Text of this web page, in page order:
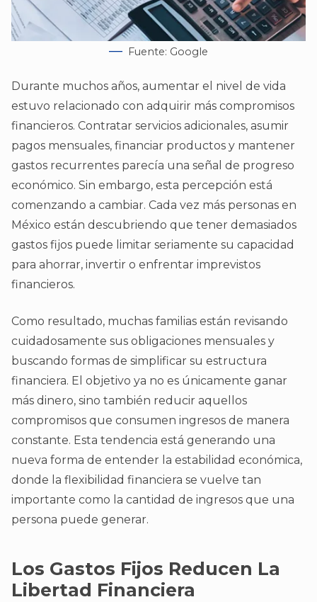
Fuente: Google
Durante muchos años, aumentar el nivel de vida
estuvo relacionado con adquirir más compromisos
financieros. Contratar servicios adicionales, asumir
pagos mensuales, financiar productos y mantener
gastos recurrentes parecía una señal de progreso
económico. Sin embargo, esta percepción está
comenzando a cambiar. Cada vez más personas en
México están descubriendo que tener demasiados
gastos fijos puede limitar seriamente su capacidad
para ahorrar, invertir o enfrentar imprevistos
financieros.
Como resultado, muchas familias están revisando
cuidadosamente sus obligaciones mensuales y
buscando formas de simplificar su estructura
financiera. El objetivo ya no es únicamente ganar
más dinero, sino también reducir aquellos
compromisos que consumen ingresos de manera
constante. Esta tendencia está generando una
nueva forma de entender la estabilidad económica,
donde la flexibilidad financiera se vuelve tan
importante como la cantidad de ingresos que una
persona puede generar.
Los Gastos Fijos Reducen La
Libertad Financiera